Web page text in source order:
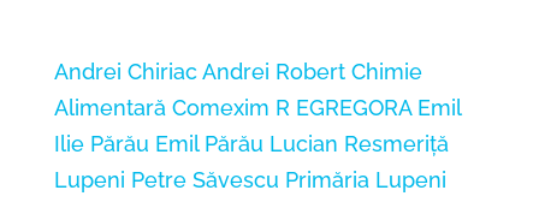
Andrei Chiriac Andrei Robert Chimie
Alimentară Comexim R EGREGORA Emil
Ilie Părău Emil Părău Lucian Resmeriță
Lupeni Petre Săvescu Primăria Lupeni